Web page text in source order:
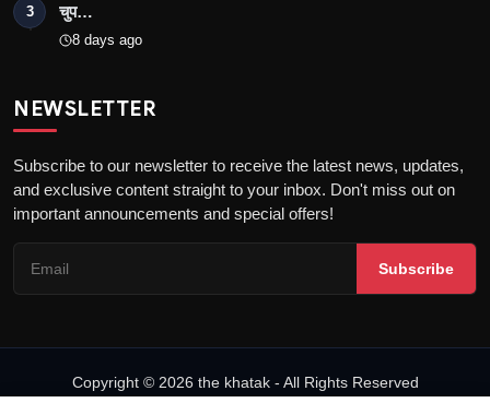
3
चुप…
8 days ago
NEWSLETTER
Subscribe to our newsletter to receive the latest news, updates,
and exclusive content straight to your inbox. Don't miss out on
important announcements and special offers!
Subscribe
Copyright © 2026 the khatak - All Rights Reserved